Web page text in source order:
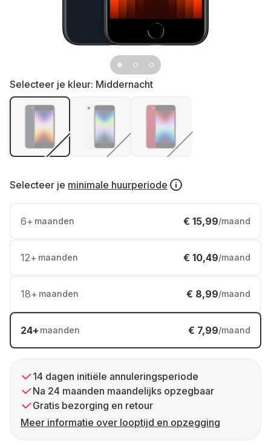
Selecteer je kleur: Middernacht
Selecteer je minimale huurperiode
6+ maanden € 15,99/maand
12+ maanden € 10,49/maand
18+ maanden € 8,99/maand
24+ maanden € 7,99/maand
14 dagen initiële annuleringsperiode
Na 24 maanden maandelijks opzegbaar
Gratis bezorging en retour
Meer informatie over looptijd en opzegging